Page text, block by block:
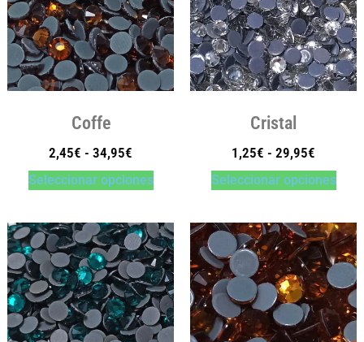
Coffe
2,45€ - 34,95€
Seleccionar opciones
Cristal
1,25€ - 29,95€
Seleccionar opciones